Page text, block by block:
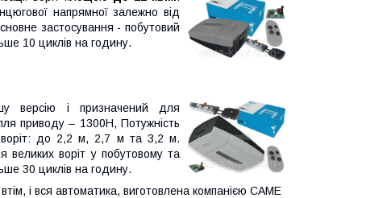
напрямної залежно від
застосування - побутовий
10 циклів на годину.
версію і призначений для
приводу – 1300Н, Потужність
воріт: до 2,2 м, 2,7 м та 3,2 м.
великих воріт у побутовому та
30 циклів на годину.
і вся автоматика, виготовлена компанією CAME